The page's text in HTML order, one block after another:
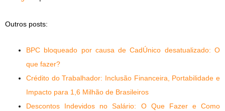
Outros posts:
BPC bloqueado por causa de CadÚnico desatualizado: O
que fazer?
Crédito do Trabalhador: Inclusão Financeira, Portabilidade e
Impacto para 1,6 Milhão de Brasileiros
Descontos Indevidos no Salário: O Que Fazer e Como